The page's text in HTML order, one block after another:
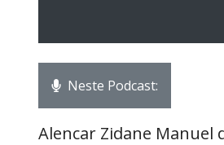
Neste Podcast:
Alencar Zidane Manuel